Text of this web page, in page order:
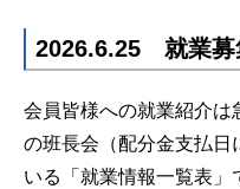
2026.6.25 就業募
会員皆様への就業紹介は
の班長会（配分金支払日
いる「就業情報一覧表」